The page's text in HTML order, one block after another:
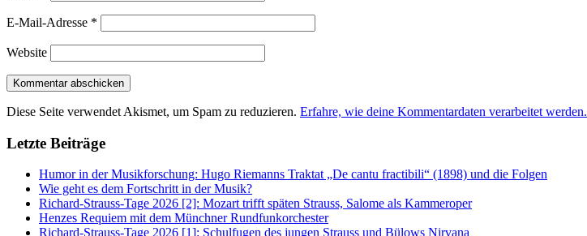
E-Mail-Adresse *
Website
Diese Seite verwendet Akismet, um Spam zu reduzieren. Erfahre, wie deine Kommentardaten verarbeitet werden.
Letzte Beiträge
Humor in der Musikforschung: Hugo Riemanns Traktat „De cantu fractibili“ (1898) und die Folgen
Wie geht es dem Fortschritt in der Musik?
Richard-Strauss-Tage 2026 [2]: Mozart trifft späten Strauss, Salome als Kammeroper
Henzes Requiem mit dem Münchner Rundfunkorchester
Richard-Strauss-Tage 2026 [1]: Schulfugen des jungen Strauss und Bülows Nirvana